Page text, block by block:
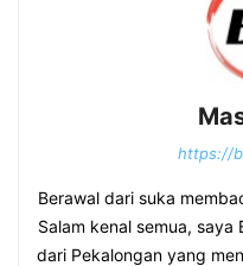
https://
Berawal dari suka
Salam kenal semua,
dari Pekalongan yang